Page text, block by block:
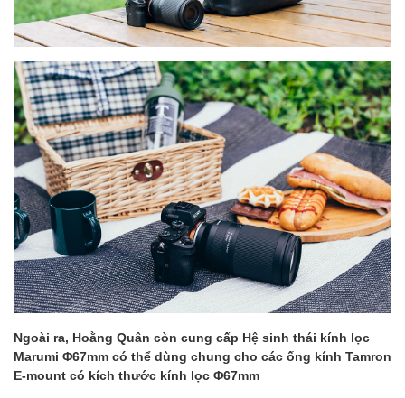
Ngoài ra, Hoằng Quân còn cung cấp Hệ sinh thái kính lọc
Marumi Φ67mm có thể dùng chung cho các ống kính Tamron
E-mount có kích thước kính lọc Φ67mm